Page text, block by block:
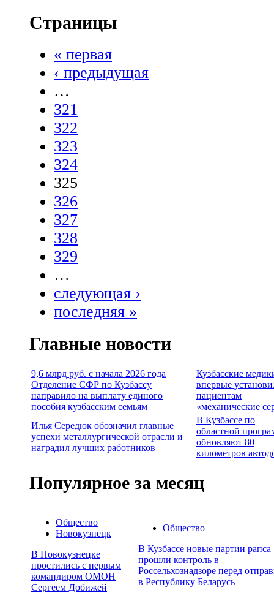
Страницы
« первая
‹ предыдущая
…
321
322
323
324
325
326
327
328
329
…
следующая ›
последняя »
Главные новости
9,6 млрд руб. с начала 2026 года
Отделение СФР по Кузбассу
направило на выплату единого
пособия кузбасским семьям
Кузбасские
впервые
пациентам
«механические
Илья Середюк обозначил главные
успехи металлургической отрасли и
наградил лучших работников
В Кузбассе по
областной
обновляют 80
километров
Популярное за месяц
Общество
Новокузнецк
В Новокузнецке
простились с первым
командиром ОМОН
Сергеем Добижей
Общество
В Кузбассе новые партии рапса
прошли контроль в
Россельхознадзоре перед
в Республику Беларусь